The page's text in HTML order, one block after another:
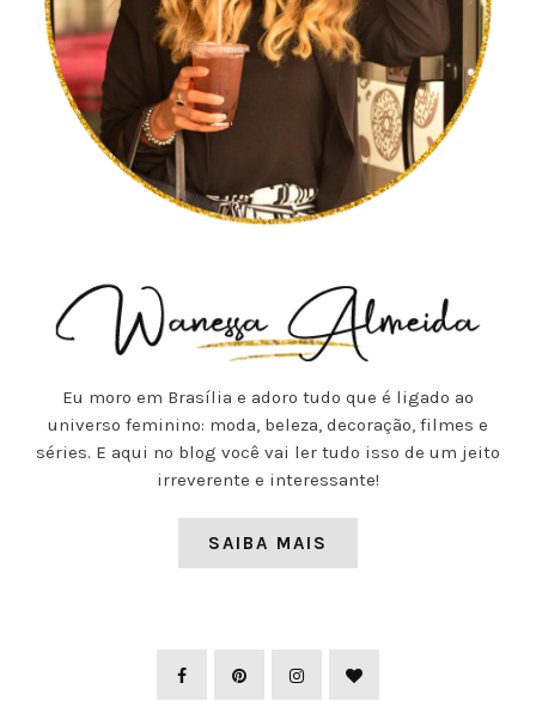
Eu moro em Brasília e adoro tudo que é ligado ao
universo feminino: moda, beleza, decoração, filmes e
séries. E aqui no blog você vai ler tudo isso de um jeito
irreverente e interessante!
SAIBA MAIS